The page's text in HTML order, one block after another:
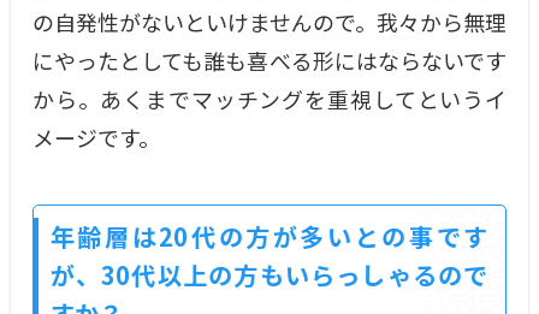
の自発性がないといけませんので。我々から無理
にやったとしても誰も喜べる形にはならないです
から。あくまでマッチングを重視してというイ
メージです。
年齢層は20代の方が多いとの事です
が、30代以上の方もいらっしゃるので